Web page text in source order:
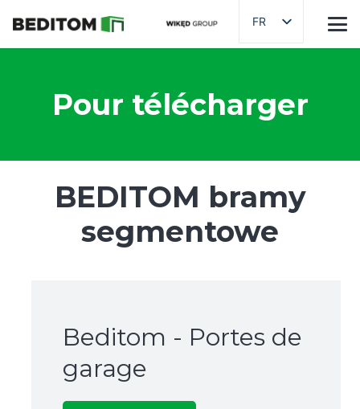
FR
Pour télécharger
BEDITOM bramy
segmentowe
Beditom - Portes de
garage